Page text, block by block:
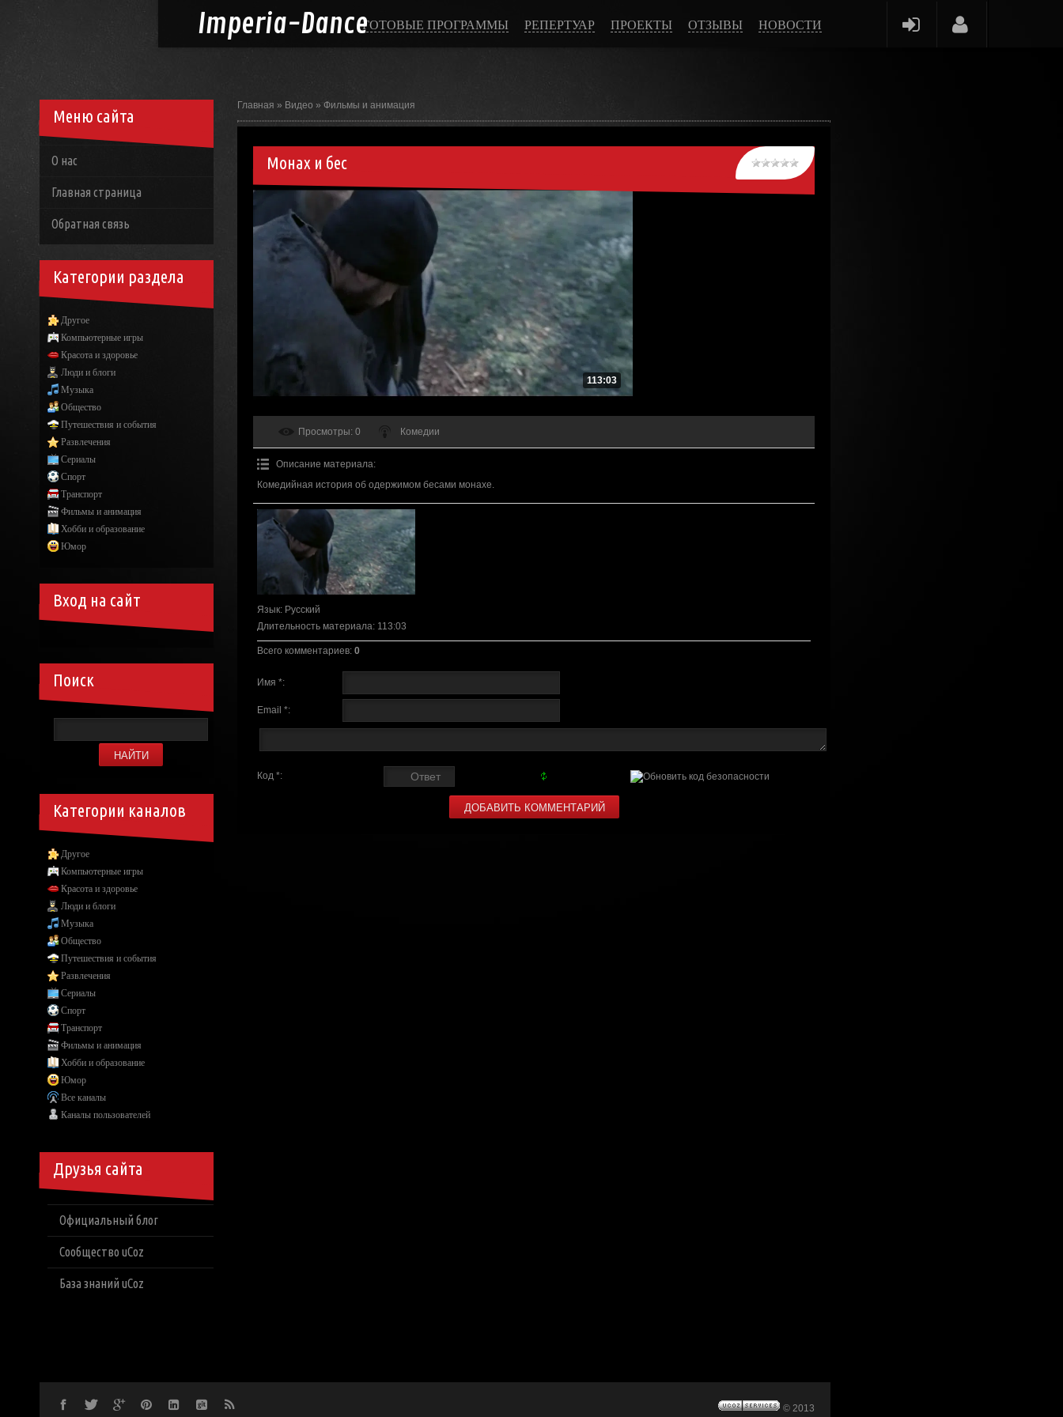
Imperia-DanceГОТОВЫЕ ПРОГРАММЫ РЕПЕРТУАР ПРОЕКТЫ ОТЗЫВЫ НОВОСТИ
Главная » Видео » Фильмы и анимация
Монах и бес
113:03
Просмотры: 0 Комедии
Описание материала:
Комедийная история об одержимом бесами монахе.
Язык: Русский
Длительность материала: 113:03
Всего комментариев: 0
Имя *:
Email *:
Код *:
Меню сайта
О нас
Главная страница
Обратная связь
Категории раздела
Другое
Компьютерные игры
Красота и здоровье
Люди и блоги
Музыка
Общество
Путешествия и события
Развлечения
Сериалы
Спорт
Транспорт
Фильмы и анимация
Хобби и образование
Юмор
Вход на сайт
Поиск
Категории каналов
Другое
Компьютерные игры
Красота и здоровье
Люди и блоги
Музыка
Общество
Путешествия и события
Развлечения
Сериалы
Спорт
Транспорт
Фильмы и анимация
Хобби и образование
Юмор
Все каналы
Каналы пользователей
Друзья сайта
Официальный блог
Сообщество uCoz
База знаний uCoz
© 2013